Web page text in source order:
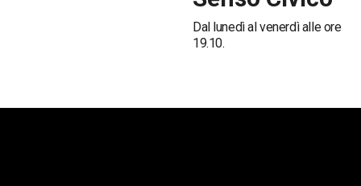
Dal lunedì al venerdì alle ore
19.10.